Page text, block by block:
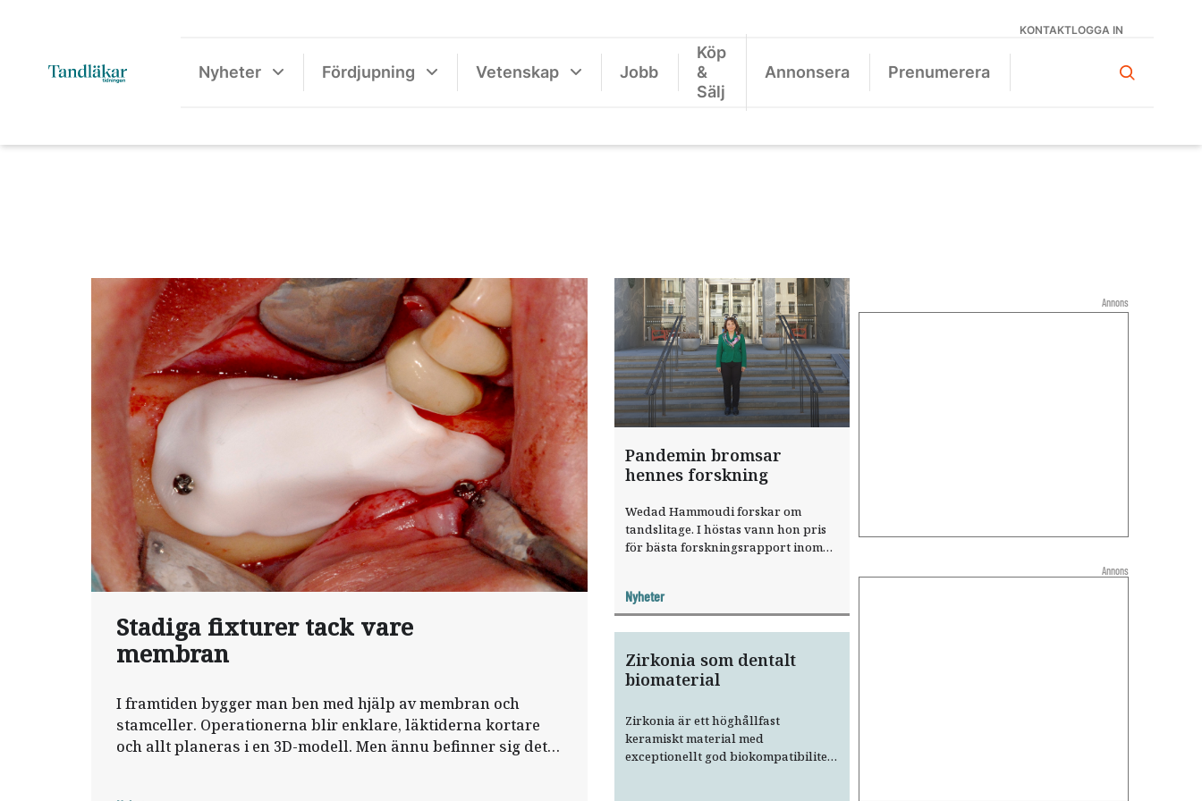
KONTAKTLOGGA IN
Nyheter Fördjupning Vetenskap Jobb
Köp
&
Sälj
Annonsera Prenumerera
Stadiga fixturer tack vare
membran
I framtiden bygger man ben med hjälp av membran och
stamceller. Operationerna blir enklare, läk­tiderna kortare
och allt planeras i en 3D-modell. Men ännu befinner sig det
Pandemin bromsar
hennes forskning
Wedad Hammoudi forskar om
tandslitage. I höstas vann hon pris
för bästa forsknings­rapport inom
pandemiläget tillåter det.
Nyheter
Zirkonia som dentalt
biomaterial
Zirkonia är ett höghållfast
keramiskt material med
exceptionellt god biokompatibilitet.
Annons
Annons